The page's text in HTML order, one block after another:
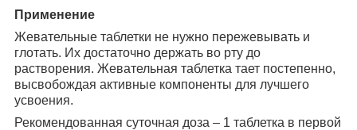
Применение
Жевательные таблетки не нужно пережевывать и
глотать. Их достаточно держать во рту до
растворения. Жевательная таблетка тает постепенно,
высвобождая активные компоненты для лучшего
усвоения.
Рекомендованная суточная доза – 1 таблетка в первой